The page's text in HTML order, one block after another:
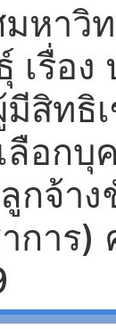
หาวิ
เรื่อง
สิทธิ
อกบุ
กจ้า
การ)